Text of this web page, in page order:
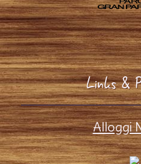
Links &
Alloggi